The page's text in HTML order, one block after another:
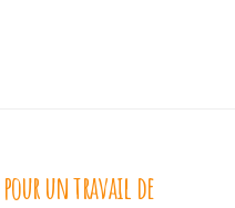
un travail de